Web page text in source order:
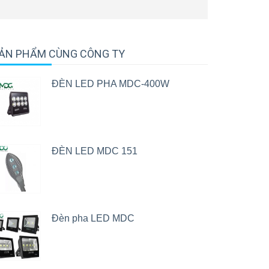
PHẨM CÙNG CÔNG TY
ĐÈN LED PHA MDC-400W
ĐÈN LED MDC 151
Đèn pha LED MDC